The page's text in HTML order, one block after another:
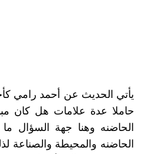
يأتي الحديث عن أحمد رامي
حاملا عدة علامات هل كان
الحاضنه وهنا جهة السؤال ما
الحاضنه والمحيطة والصناعة